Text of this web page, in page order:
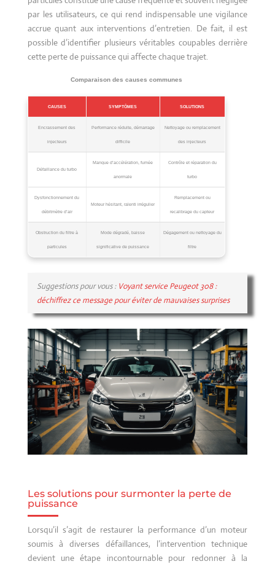
par les utilisateurs, ce qui rend indispensable une vigilance
accrue quant aux interventions d’entretien. De fait, il est
possible d’identifier plusieurs véritables coupables derrière
cette perte de puissance qui affecte chaque trajet.
Comparaison des causes communes
CAUSES SYMPTÔMES SOLUTIONS
Encrassement des
injecteurs
Performance réduite, démarrage
difficile
Nettoyage ou remplacement
des injecteurs
Défaillance du turbo
Manque d’accélération, fumée
anormale
Contrôle et réparation du
turbo
Dysfonctionnement du
débitmètre d’air
Moteur hésitant, ralenti irrégulier
Remplacement ou
recalibrage du capteur
Obstruction du filtre à
particules
Mode dégradé, baisse
significative de puissance
Dégagement ou nettoyage du
filtre
Suggestions pour vous : Voyant service Peugeot 308 :
déchiffrez ce message pour éviter de mauvaises surprises
Les solutions pour surmonter la perte de
puissance
Lorsqu’il s’agit de restaurer la performance d’un moteur
soumis à diverses défaillances, l’intervention technique
devient une étape incontournable pour redonner à la